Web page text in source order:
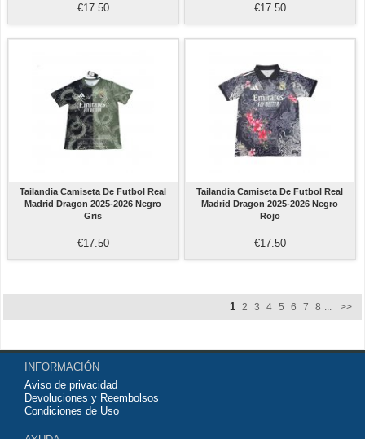
€17.50 €17.50
Tailandia Camiseta De Futbol Real
Madrid Dragon 2025-2026 Negro
Gris
€17.50
Tailandia Camiseta De Futbol Real
Madrid Dragon 2025-2026 Negro
Rojo
€17.50
1 2 3 4 5 6 7 8 ... >>
INFORMACIÓN
Aviso de privacidad
Devoluciones y Reembolsos
Condiciones de Uso